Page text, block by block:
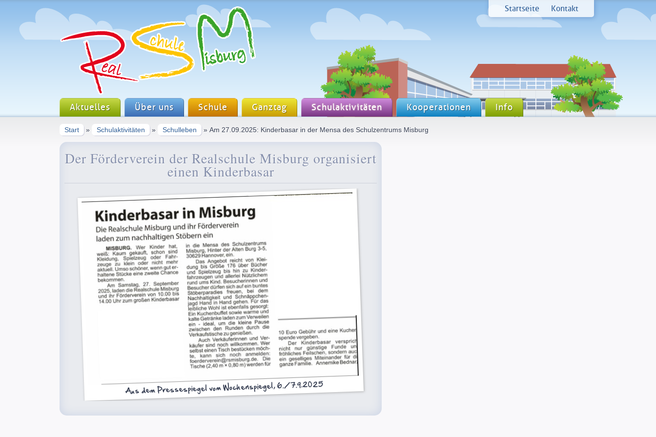
Startseite Kontakt
Aktuelles Über uns Schule Ganztag Schulaktivitäten Kooperationen Info
Start » Schulaktivitäten » Schulleben » Am 27.09.2025: Kinderbasar in der Mensa des Schulzentrums Misburg
Der Förderverein der Realschule Misburg organisiert
einen Kinderbasar
Aus dem Pressespiegel vom Wochenspiegel, 6./7.9.2025